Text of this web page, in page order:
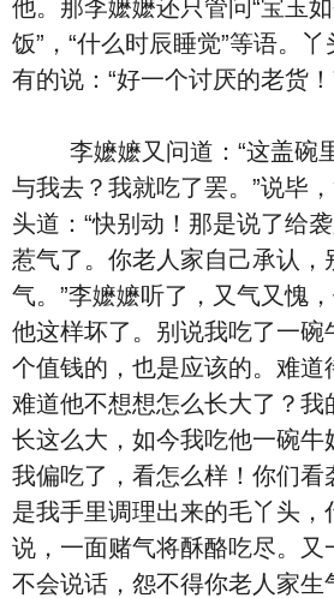
他。那李嬷嬷还只管问“宝玉
饭”，“什么时辰睡觉”等语。丫
有的说：“好一个讨厌的老货！
李嬷嬷又问道：“这盖碗
与我去？我就吃了罢。”说毕
头道：“快别动！那是说了给
惹气了。你老人家自己承认，
气。”李嬷嬷听了，又气又愧
他这样坏了。别说我吃了一碗
个值钱的，也是应该的。难道
难道他不想想怎么长大了？我
长这么大，如今我吃他一碗牛
我偏吃了，看怎么样！你们看
是我手里调理出来的毛丫头，
说，一面赌气将酥酪吃尽。又
不会说话，怨不得你老人家生